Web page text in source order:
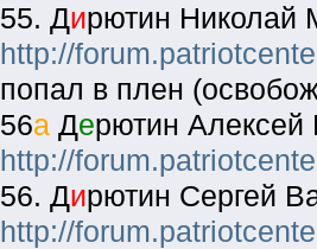
55. Дирютин Николай
http://
попал в плен
56аДерютин
http://
56. Дирютин Сергей
http://